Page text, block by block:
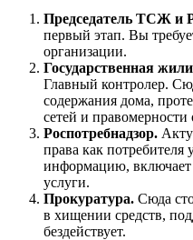
Председатель ТСЖ и
первый этап. Вы
организации.
Государственная
Главный контролер.
содержания дома,
сетей и
Роспотребнадзор.
права как потребителя
информацию,
услуги.
Прокуратура. Сюда
в хищении средств,
бездействует.